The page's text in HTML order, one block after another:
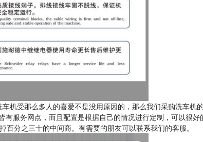
机受那么多人的喜爱不是没用原因的，那么我们采购洗车机
服务网点，而且配置是根据自己的情况进行定制，可以很
分之三十的中间商。有需要的朋友可以联系我们的客服。